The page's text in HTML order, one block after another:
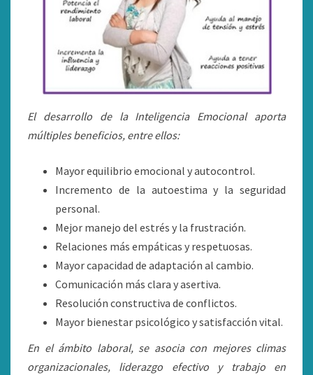
El desarrollo de la Inteligencia Emocional aporta
múltiples beneficios, entre ellos:
Mayor equilibrio emocional y autocontrol.
Incremento de la autoestima y la seguridad
personal.
Mejor manejo del estrés y la frustración.
Relaciones más empáticas y respetuosas.
Mayor capacidad de adaptación al cambio.
Comunicación más clara y asertiva.
Resolución constructiva de conflictos.
Mayor bienestar psicológico y satisfacción vital.
En el ámbito laboral, se asocia con mejores climas
organizacionales, liderazgo efectivo y trabajo en